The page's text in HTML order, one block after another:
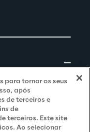
para tornar os seus
após
de terceiros e
de
terceiros. Este site
Ao selecionar